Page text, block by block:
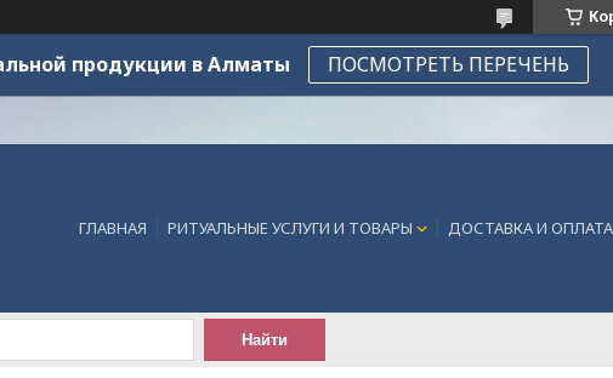
продукции в Алматы ПОСМОТРЕТЬ ПЕРЕЧЕНЬ
ГЛАВНАЯ РИТУАЛЬНЫЕ УСЛУГИ И ТОВАРЫ ДОСТАВКА И ОПЛАТА
Найти